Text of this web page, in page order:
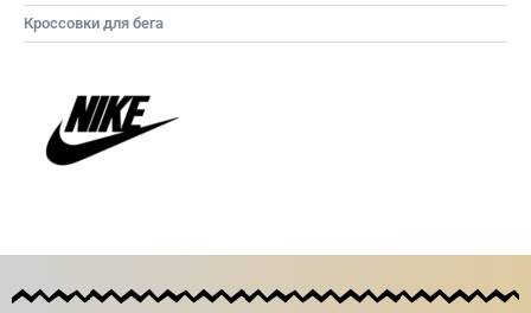
Кроссовки для бега